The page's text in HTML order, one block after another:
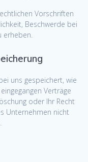
Vorschriften
Beschwerde bei
erheben.
uns gespeichert, wie
Verträge
oder Ihr Recht
Unternehmen nicht